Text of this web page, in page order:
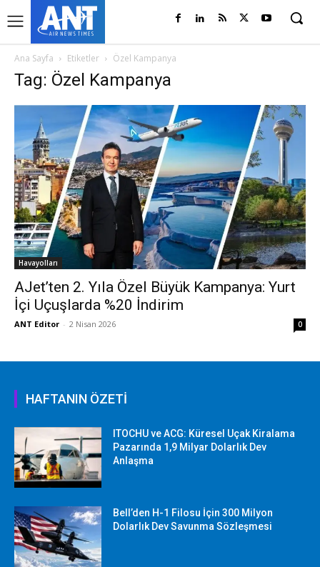
Ana Sayfa Etiketler Özel Kampanya
Tag: Özel Kampanya
Havayolları
AJet’ten 2. Yıla Özel Büyük Kampanya: Yurt
İçi Uçuşlarda %20 İndirim
ANT Editor - 2 Nisan 2026 0
HAFTANIN ÖZETİ
ITOCHU ve ACG: Küresel Uçak Kiralama
Pazarında 1,9 Milyar Dolarlık Dev
Anlaşma
Bell’den H-1 Filosu İçin 300 Milyon
Dolarlık Dev Savunma Sözleşmesi